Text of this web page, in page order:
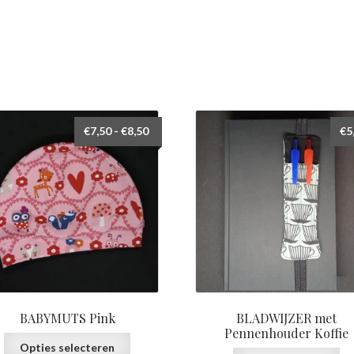
BABYMUTS Pink
€7,50 - €8,50Prijsklasse:
€7,50
Opties selecteren
BLADWIJZER met
Pennenhouder Koffie
€